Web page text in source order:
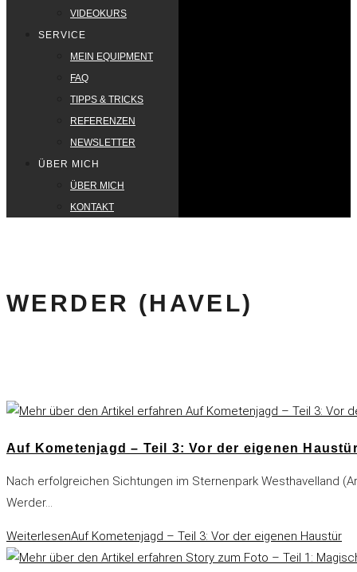
VIDEOKURS
SERVICE
MEIN EQUIPMENT
FAQ
TIPPS & TRICKS
REFERENZEN
NEWSLETTER
ÜBER MICH
ÜBER MICH
KONTAKT
WERDER (HAVEL)
Auf Kometenjagd – Teil 3: Vor der eigenen
Nach erfolgreichen Sichtungen im Sternenpark Westhavelland
Werder…
WeiterlesenAuf Kometenjagd – Teil 3: Vor der eigenen Haustür